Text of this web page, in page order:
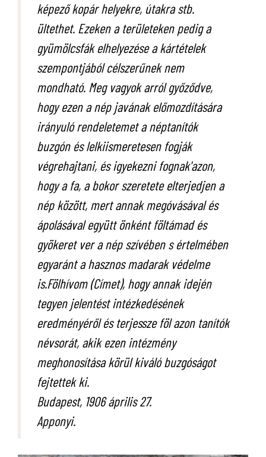
képező kopár helyekre, útakra stb.
ültethet. Ezeken a területeken pedig a
gyümölcsfák elhelyezése a kártételek
szempontjából célszerűnek nem
mondható. Meg vagyok arról győződve,
hogy ezen a nép javának előmozdítására
irányuló rendeletemet a néptanítók
buzgón és lelkiismeretesen fogják
végrehajtani, és igyekezni fognak'azon,
hogy a fa, a bokor szeretete elterjedjen a
nép között, mert annak megóvásával és
ápolásával együtt önként föltámad és
gyökeret ver a nép szívében s értelmében
egyaránt a hasznos madarak védelme
is.Fölhívom (Címet), hogy annak idején
tegyen jelentést intézkedésének
eredményéről és terjessze föl azon tanítók
névsorát, akik ezen intézmény
meghonosítása körül kiváló buzgóságot
fejtettek ki.
Budapest, 1906 április 27.
Apponyi.